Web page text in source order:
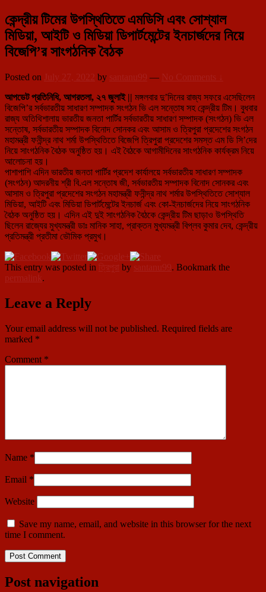
কেন্দ্রীয় টিমের উপস্থিতিতে এমডিসি এবং সোশ্যাল
মিডিয়া, আইটি ও মিডিয়া ডিপার্টমেন্টের ইনচার্জদের নিয়ে
বিজেপি’র সাংগঠনিক বৈঠক
Posted on July 27, 2022 by santanu99 — No Comments ↓
আপডেট প্রতিনিধি, আগরতলা, ২৭ জুলাই || মঙ্গলবার দু’দিনের রাজ্য সফরে এসেছিলেন
বিজেপি’র সর্বভারতীয় সাধারণ সম্পাদক সংগঠন ভি এল সন্তোষ সহ কেন্দ্রীয় টিম। বুধবার
রাজ্য অতিথিশালায় ভারতীয় জনতা পার্টির সর্বভারতীয় সাধারণ সম্পাদক (সংগঠন) ভি এল
সন্তোষ, সর্বভারতীয় সম্পাদক বিনোদ সোনকর এবং আসাম ও ত্রিপুরা প্রদেশের সংগঠন
মহামন্ত্রী ফনীন্দ্র নাথ শর্মা উপস্থিতিতে বিজেপি ত্রিপুরা প্রদেশের সমস্ত এম ডি সি’দের
নিয়ে সাংগঠনিক বৈঠক অনুষ্ঠিত হয়। এই বৈঠকে আগামীদিনের সাংগঠনিক কার্যক্রম নিয়ে
আলোচনা হয়।
পাশাপাশি এদিন ভারতীয় জনতা পার্টির প্রদেশ কার্যালয়ে সর্বভারতীয় সাধারণ সম্পাদক
(সংগঠন) আদরনীয় শ্রী বি.এল সন্তোষ জী, সর্বভারতীয় সম্পাদক বিনোদ সোনকর এবং
আসাম ও ত্রিপুরা প্রদেশের সংগঠন মহামন্ত্রী ফনীন্দ্র নাথ শর্মার উপস্থিতিতে সোশ্যাল
মিডিয়া, আইটি এবং মিডিয়া ডিপার্টমেন্টের ইনচার্জ এবং কো-ইনচার্জদের নিয়ে সাংগঠনিক
বৈঠক অনুষ্ঠিত হয়। এদিন এই দুই সাংগঠনিক বৈঠকে কেন্দ্রীয় টিম ছাড়াও উপস্থিতি
ছিলেন রাজ্যের মুখ্যমন্ত্রী ডাঃ মানিক সাহা, প্রাক্তন মুখ্যমন্ত্রী বিপ্লব কুমার দেব, কেন্দ্রীয়
প্রতিমন্ত্রী প্রতীমা ভৌমিক প্রমুখ।
This entry was posted in ত্রিপুরা by santanu99. Bookmark the
permalink.
Leave a Reply
Your email address will not be published. Required fields are
marked *
Comment *
Name *
Email *
Website
Save my name, email, and website in this browser for the next
time I comment.
Post navigation